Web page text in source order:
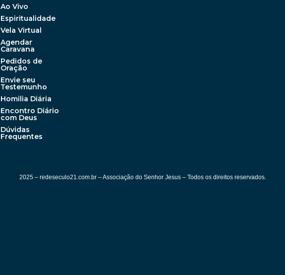
Ao Vivo
Espiritualidade
Vela Virtual
Agendar
Caravana
Pedidos de
Oração
Envie seu
Testemunho
Homilia Diária
Encontro Diário
com Deus
Dúvidas
Frequentes
2025 – redeseculo21.com.br – Associação do Senhor Jesus – Todos os direitos reservados.